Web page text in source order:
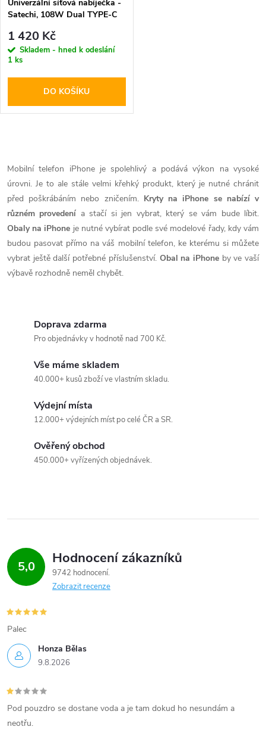
Univerzální síťová nabíječka -
Satechi, 108W Dual TYPE-C
1 420 Kč
Skladem - hned k odeslání
1 ks
DO KOŠÍKU
v
l
á
d
a
s
u
Mobilní telefon iPhone je spolehlivý a podává výkon na vysoké
úrovni. Je to ale stále velmi křehký produkt, který je nutné chránit
před poškrábáním nebo zničením. Kryty na iPhone se nabízí v
různém provedení a stačí si jen vybrat, který se vám bude líbit.
Obaly na iPhone je nutné vybírat podle své modelové řady, kdy vám
budou pasovat přímo na váš mobilní telefon, ke kterému si můžete
vybrat ještě další potřebné příslušenství. Obal na iPhoneby ve vaší
výbavě rozhodně neměl chybět.
Doprava zdarma
Pro objednávky v hodnotě nad 700 Kč.
Vše máme skladem
40.000+ kusů zboží ve vlastním skladu.
Výdejní místa
12.000+ výdejních míst po celé ČR a SR.
Ověřený obchod
450.000+ vyřízených objednávek.
5,0 Hodnocení zákazníků
9742 hodnocení
Zobrazit recenze
Honza Bělas
9.8.2026
Palec
Pod pouzdro se dostane voda a je tam dokud ho nesundám a
neotřu.